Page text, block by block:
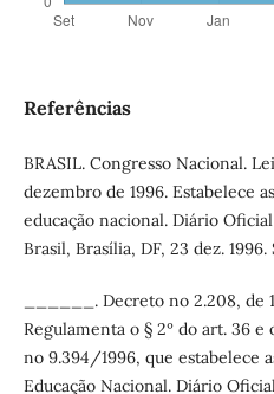
Referências
BRASIL. Congresso Nacional.
dezembro de 1996. Estabelece
educação nacional. Diário
Brasil, Brasília, DF, 23 dez. 1996.
______. Decreto no 2.208, de
Regulamenta o § 2º do art. 36 e
no 9.394/1996, que estabelece
Educação Nacional. Diário